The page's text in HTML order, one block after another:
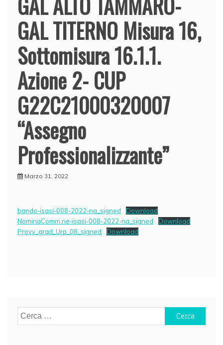
GAL TITERNO Misura 16,
Sottomisura 16.1.1.
Azione 2- CUP
G22C21000320007
“Assegno
Professionalizzante”
Marzo 31, 2022
bando-isasi-008-2022-na_signed
Download
NominaComm.ne-isasi-008-2022-na_signed
Download
Provv_grad_Urp_08_signed
Download
Ricerca
per: